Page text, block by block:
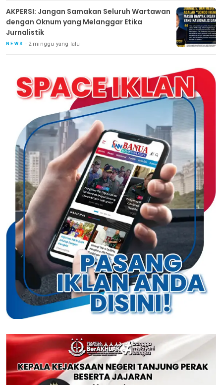
AKPERSI: Jangan Samakan Seluruh Wartawan
dengan Oknum yang Melanggar Etika
Jurnalistik
NEWS 2 minggu yang lalu